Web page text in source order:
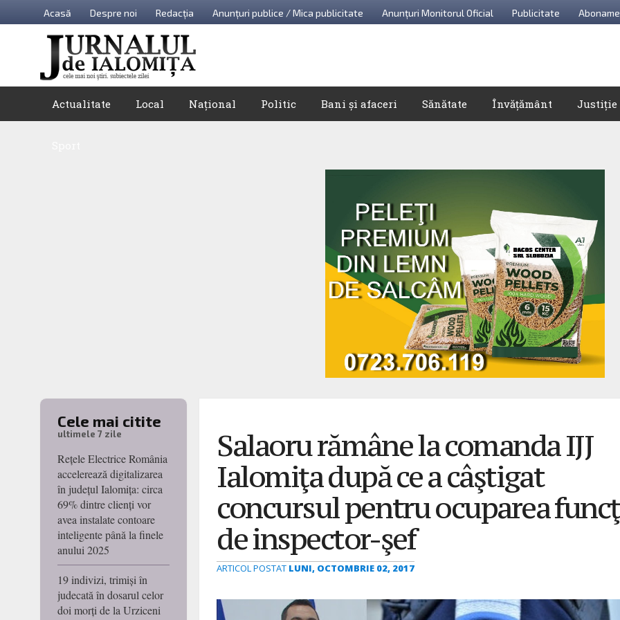
Acasă Despre noi Redacția Anunțuri publice / Mica publicitate Anunțuri Monitorul Oficial Publicitate
Actualitate Local Național Politic Bani și afaceri Sănătate Învățământ Justiție
Cele mai citite
ultimele 7 zile
Rețele Electrice România
accelerează digitalizarea
în județul Ialomița: circa
69% dintre clienți vor
avea instalate contoare
inteligente până la finele
anului 2025
19 indivizi, trimiși în
judecată în dosarul celor
doi morți de la Urziceni
Salaoru rămâne la comanda IJJ
Ialomiţa după ce a câştigat
concursul pentru ocuparea
de inspector-şef
ARTICOL POSTAT LUNI, OCTOMBRIE 02, 2017